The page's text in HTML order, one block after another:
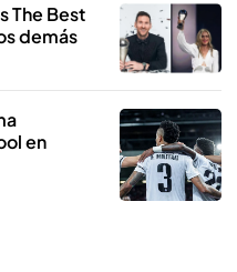
The Best
demás
en